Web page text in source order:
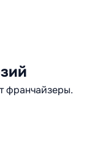
франчайзеры.